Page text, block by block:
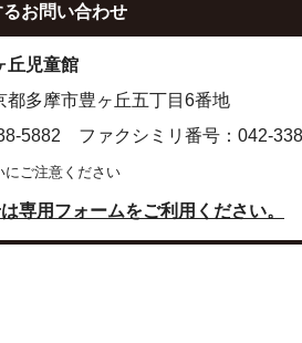
お問い合わせ
丘児童館
多摩市豊ヶ丘五丁目6番地
5882 ファクシミリ番号：042-
にご注意ください
専用フォームをご利用ください。